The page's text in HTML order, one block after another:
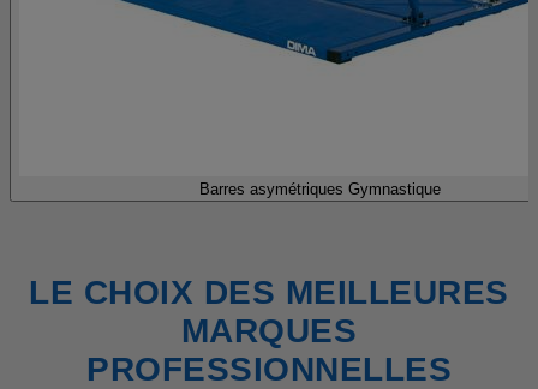
Barres asymétriques Gymnastique
LE CHOIX DES MEILLEURES
MARQUES
PROFESSIONNELLES